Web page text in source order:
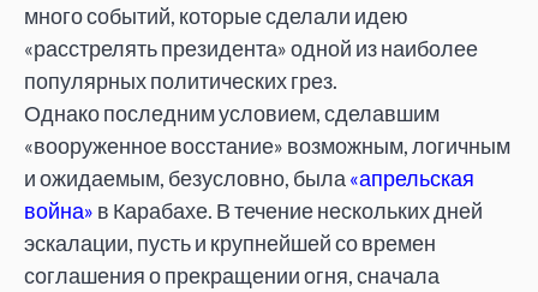
много событий, которые сделали идею
«расстрелять президента» одной из наиболее
популярных политических грез.
Однако последним условием, сделавшим
«вооруженное восстание» возможным, логичным
и ожидаемым, безусловно, была «апрельская
война» в Карабахе. В течение нескольких дней
эскалации, пусть и крупнейшей со времен
соглашения о прекращении огня, сначала